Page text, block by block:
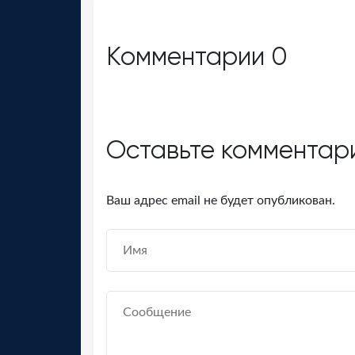
Комментарии 0
Оставьте
Ваш адрес email не будет опубликован.